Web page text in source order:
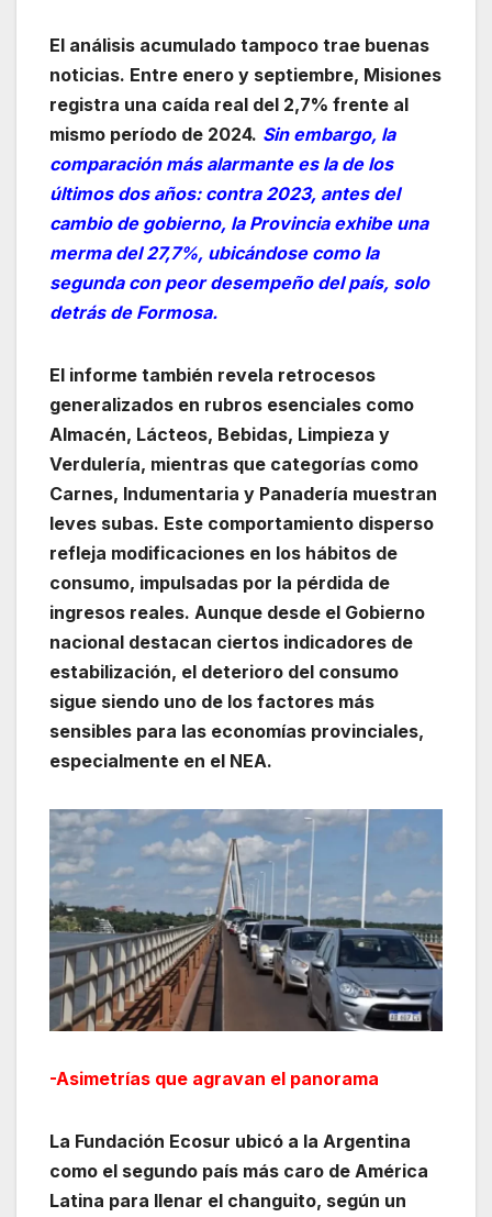
El análisis acumulado tampoco trae buenas
noticias. Entre enero y septiembre, Misiones
registra una caída real del 2,7% frente al
mismo período de 2024. Sin embargo, la
comparación más alarmante es la de los
últimos dos años: contra 2023, antes del
cambio de gobierno, la Provincia exhibe una
merma del 27,7%, ubicándose como la
segunda con peor desempeño del país, solo
detrás de Formosa.
El informe también revela retrocesos
generalizados en rubros esenciales como
Almacén, Lácteos, Bebidas, Limpieza y
Verdulería, mientras que categorías como
Carnes, Indumentaria y Panadería muestran
leves subas. Este comportamiento disperso
refleja modificaciones en los hábitos de
consumo, impulsadas por la pérdida de
ingresos reales. Aunque desde el Gobierno
nacional destacan ciertos indicadores de
estabilización, el deterioro del consumo
sigue siendo uno de los factores más
sensibles para las economías provinciales,
especialmente en el NEA.
-Asimetrías que agravan el panorama
La Fundación Ecosur ubicó a la Argentina
como el segundo país más caro de América
Latina para llenar el changuito, según un